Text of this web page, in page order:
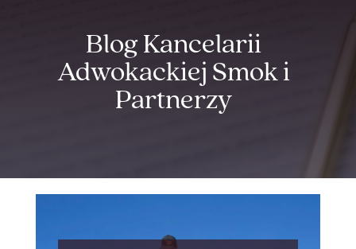
Blog Kancelarii
Adwokackiej Smok i
Partnerzy